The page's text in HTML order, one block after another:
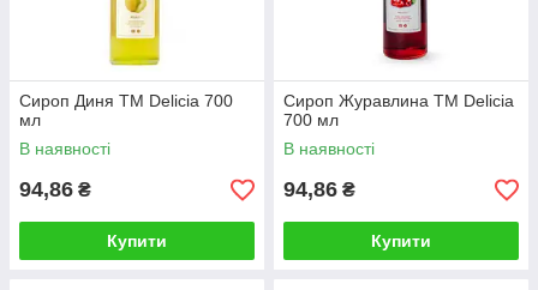
Сироп Диня TM Delicia 700
мл
В наявності
94,86 ₴
Купити
Сироп Журавлина TM Delicia
700 мл
В наявності
94,86 ₴
Купити